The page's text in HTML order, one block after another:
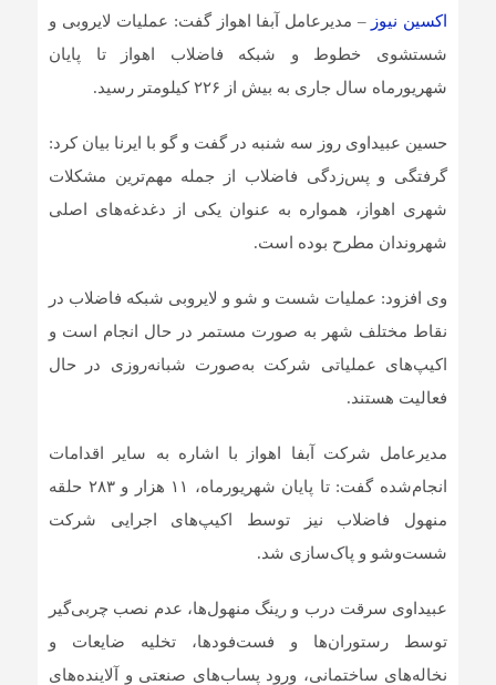
اکسین نیوز – مدیرعامل آبفا اهواز گفت: عملیات لایروبی و
شستشوی خطوط و شبکه فاضلاب اهواز تا پایان
شهریورماه سال جاری به بیش از ۲۲۶ کیلومتر رسید.
حسین عبیداوی روز سه شنبه در گفت و گو با ایرنا بیان کرد:
گرفتگی و پس‌زدگی فاضلاب از جمله مهم‌ترین مشکلات
شهری اهواز، همواره به عنوان یکی از دغدغه‌های اصلی
شهروندان مطرح بوده است.
وی افزود: عملیات شست‌ و شو و لایروبی شبکه فاضلاب در
نقاط مختلف شهر به‌ صورت مستمر در حال انجام است و
اکیپ‌های عملیاتی شرکت به‌صورت شبانه‌روزی در حال
فعالیت هستند.
مدیرعامل شرکت آبفا اهواز با اشاره به سایر اقدامات
انجام‌شده گفت: تا پایان شهریورماه، ۱۱ هزار و ۲۸۳ حلقه
منهول فاضلاب نیز توسط اکیپ‌های اجرایی شرکت
شست‌وشو و پاک‌سازی شد.
عبیداوی سرقت درب و رینگ منهول‌ها، عدم نصب چربی‌گیر
توسط رستوران‌ها و فست‌فودها، تخلیه ضایعات و
نخاله‌های ساختمانی، ورود پساب‌های صنعتی و آلاینده‌های